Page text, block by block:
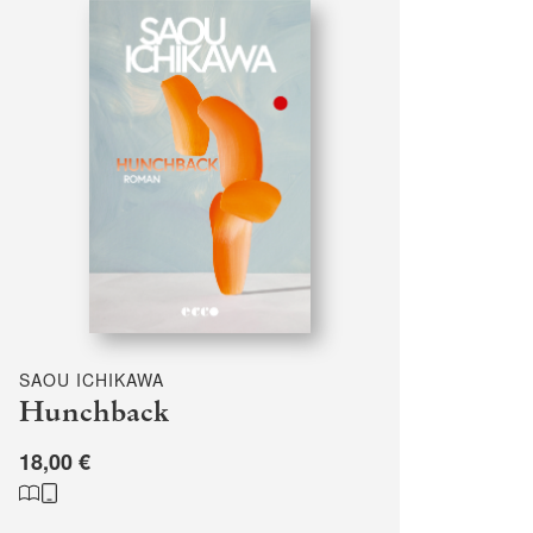
SAOU ICHIKAWA
Hunchback
18,00 €